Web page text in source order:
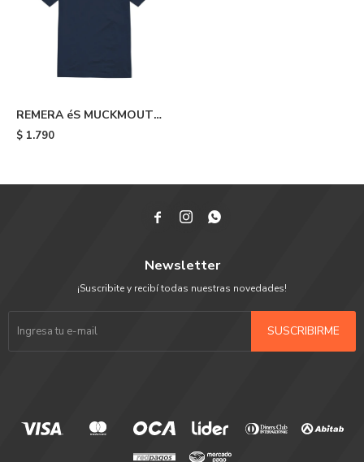
REMERA éS MUCKMOUTH
TEE - Blue
$ 1.790
  
Newsletter
¡Suscribite y recibí todas nuestras novedades!
SUSCRIBIRME